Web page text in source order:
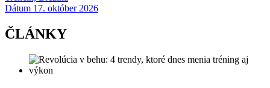
Dátum 17. október 2026
ČLÁNKY